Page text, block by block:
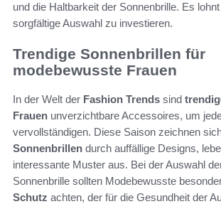
und die Haltbarkeit der Sonnenbrille. Es
sorgfältige Auswahl zu investieren.
Trendige Sonnenbrillen für
modebewusste Frauen
In der Welt der Fashion Trends sind
Frauen unverzichtbare Accessoires, um
vervollständigen. Diese Saison zeichnen
Sonnenbrillen durch auffällige Designs,
interessante Muster aus. Bei der Auswahl
Sonnenbrille sollten Modebewusste
Schutz achten, der für die Gesundheit der